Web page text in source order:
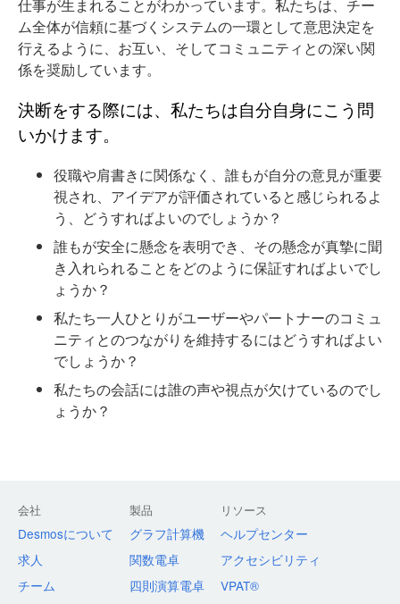
仕事が生まれることがわかっています。私たちは、チー
ム全体が信頼に基づくシステムの一環として意思決定を
行えるように、お互い、そしてコミュニティとの深い関
係を奨励しています。
決断をする際には、私たちは自分自身にこう問
いかけます。
役職や肩書きに関係なく、誰もが自分の意見が重要
視され、アイデアが評価されていると感じられるよ
う、どうすればよいのでしょうか？
誰もが安全に懸念を表明でき、その懸念が真摯に聞
き入れられることをどのように保証すればよいでし
ょうか？
私たち一人ひとりがユーザーやパートナーのコミュ
ニティとのつながりを維持するにはどうすればよい
でしょうか？
私たちの会話には誰の声や視点が欠けているのでし
ょうか？
会社
Desmosについて
求人
チーム
製品
グラフ計算機
関数電卓
四則演算電卓
リソース
ヘルプセンター
アクセシビリティ
VPAT®